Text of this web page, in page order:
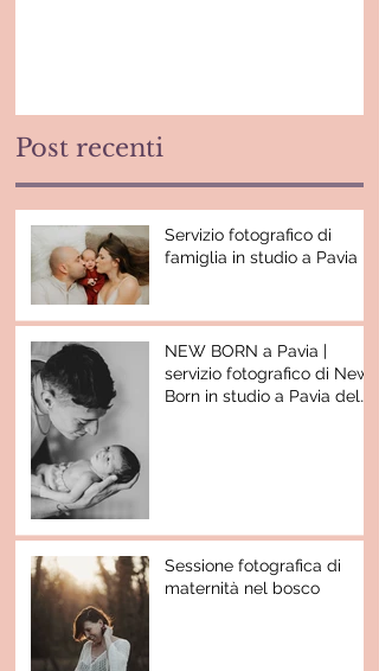
Post recenti
Servizio fotografico di
famiglia in studio a Pavia
NEW BORN a Pavia |
servizio fotografico di New
Born in studio a Pavia del
Sessione fotografica di
maternità nel bosco